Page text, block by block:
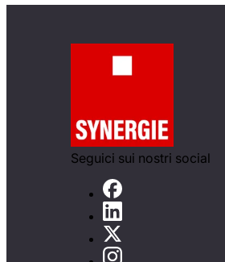
Seguici sui nostri social